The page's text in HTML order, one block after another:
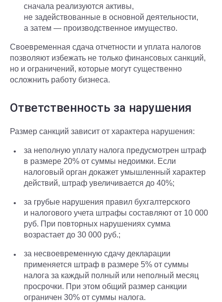
сначала реализуются активы,
не задействованные в основной деятельности,
а затем — производственное имущество.
Своевременная сдача отчетности и уплата налогов
позволяют избежать не только финансовых санкций,
но и ограничений, которые могут существенно
осложнить работу бизнеса.
Ответственность за нарушения
Размер санкций зависит от характера нарушения:
за неполную уплату налога предусмотрен штраф
в размере 20% от суммы недоимки. Если
налоговый орган докажет умышленный характер
действий, штраф увеличивается до 40%;
за грубые нарушения правил бухгалтерского
и налогового учета штрафы составляют от 10 000
руб. При повторных нарушениях сумма
возрастает до 30 000 руб.;
за несвоевременную сдачу декларации
применяется штраф в размере 5% от суммы
налога за каждый полный или неполный месяц
просрочки. При этом общий размер санкции
ограничен 30% от суммы налога.